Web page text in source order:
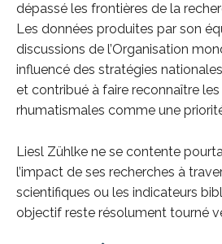
dépassé les frontières de la
Les données produites par son
discussions de l’Organisation
influencé des stratégies
et contribué à faire reconnaître
rhumatismales comme une
Liesl Zühlke ne se contente
l’impact de ses recherches à
scientifiques ou les indicateurs
objectif reste résolument tourné